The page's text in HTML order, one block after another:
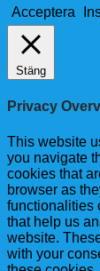
Acceptera
Stäng
Privacy
This website
you navigate
cookies that
browser as
functionalities
that help us
website.
with your